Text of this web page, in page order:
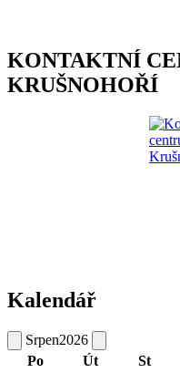
KONTAKTNÍ
KRUŠNOHOŘÍ
Kalendář
Srpen2026
Po
Út St